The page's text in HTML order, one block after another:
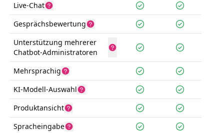
Live-Chat
Gesprächsbewertung
Unterstützung mehrerer
Chatbot-Administratoren
Mehrsprachig
KI-Modell-Auswahl
Produktansicht
Spracheingabe